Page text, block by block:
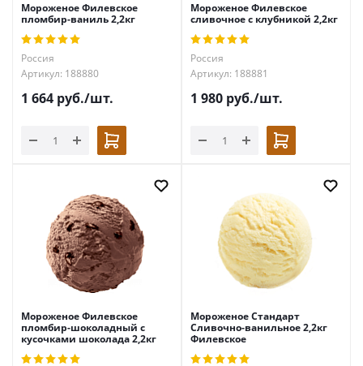
Мороженое Филевское
пломбир-ваниль 2,2кг
Россия
Артикул: 188880
1 664 руб./шт.
Мороженое Филевское
сливочное с клубникой 2,2кг
Россия
Артикул: 188881
1 980 руб./шт.
Мороженое Филевское
пломбир-шоколадный с
кусочками шоколада 2,2кг
Мороженое Стандарт
Сливочно-ванильное 2,2кг
Филевское